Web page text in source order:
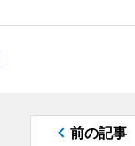
前の記事